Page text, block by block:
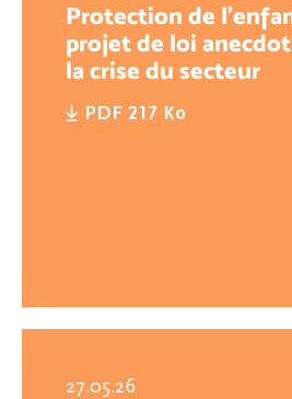
Protection de
projet de loi
la crise du secteur
PDF 217 Ko
27.05.26